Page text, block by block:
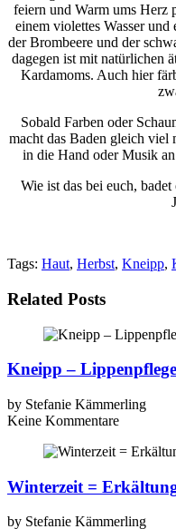
feiern und Warm ums Herz
einem violettes Wasser
der Brombeere und der
dagegen ist mit natürlichen
Kardamoms. Auch hier
Sobald Farben oder
macht das Baden gleich viel
in die Hand oder Musik
Wie ist das bei euch,
Tags: Haut, Herbst, Kneipp,
Related Posts
Kneipp –
by Stefanie Kämmerling
Keine Kommentare
Winterzeit =
by Stefanie Kämmerling